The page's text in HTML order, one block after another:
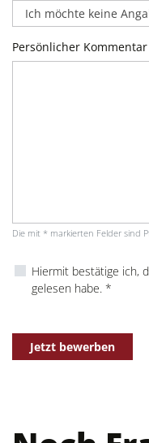
Persönlicher Kommentar
Die mit * markierten Felder sind
Hiermit bestätige ich,
gelesen habe. *
Jetzt bewerben